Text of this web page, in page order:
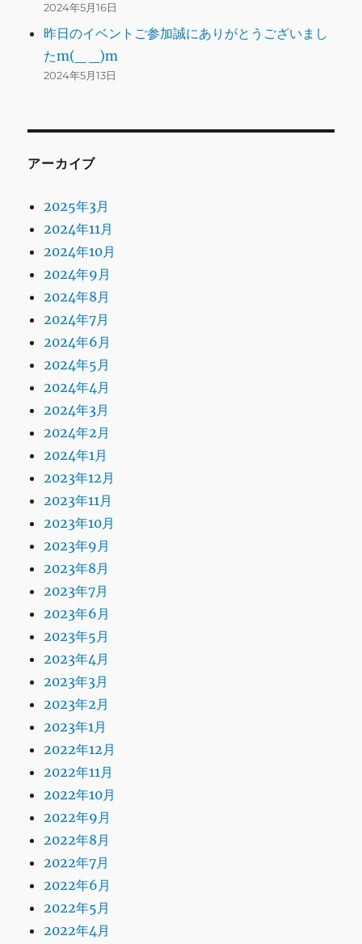
2024年5月16日
昨日のイベントご参加誠にありがとうございまし
たm(_ _)m
2024年5月13日
アーカイブ
2025年3月
2024年11月
2024年10月
2024年9月
2024年8月
2024年7月
2024年6月
2024年5月
2024年4月
2024年3月
2024年2月
2024年1月
2023年12月
2023年11月
2023年10月
2023年9月
2023年8月
2023年7月
2023年6月
2023年5月
2023年4月
2023年3月
2023年2月
2023年1月
2022年12月
2022年11月
2022年10月
2022年9月
2022年8月
2022年7月
2022年6月
2022年5月
2022年4月